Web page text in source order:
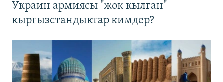
Украин армиясы "жок кылган"
кыргызстандыктар кимдер?